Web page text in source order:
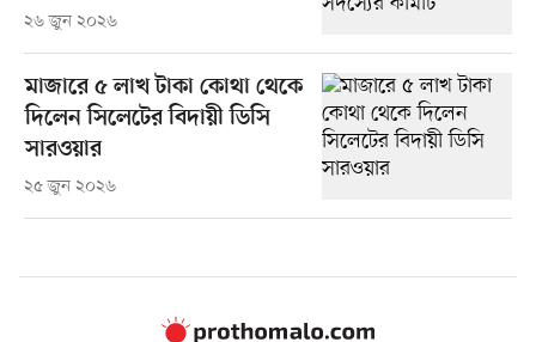
২৬ জুন ২০২৬
মাজারে ৫ লাখ টাকা কোথা থেকে
দিলেন সিলেটের বিদায়ী ডিসি
সারওয়ার
২৫ জুন ২০২৬